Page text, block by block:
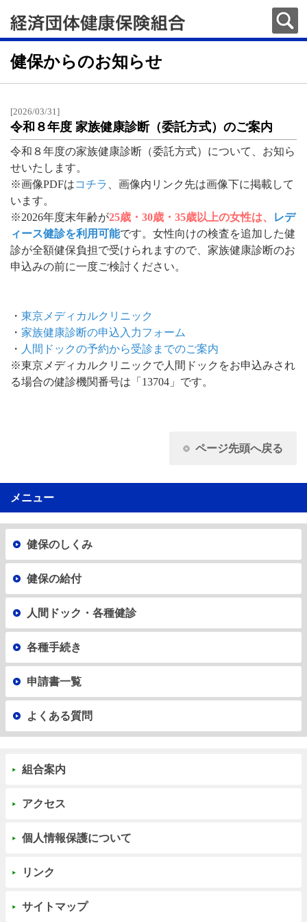
健保からのお知らせ
[2026/03/31]
令和８年度 家族健康診断（委託方式）のご案内
令和８年度の家族健康診断（委託方式）について、お知ら
せいたします。
※画像PDFはコチラ
、画像内リンク先は画像下に掲載して
います。
※2026年度末年齢が25歳・30歳・35歳以上の女性は、
レデ
ィース健診を利用可能です。女性向けの検査を追加した健
診が全額健保負担で受けられますので、家族健康診断のお
申込みの前に一度ご検討ください。
・ 東京メディカルクリニック
・ 家族健康診断の申込入力フォーム
・ 人間ドックの予約から受診までのご案内
※東京メディカルクリニックで人間ドックをお申込みされ
る場合の健診機関番号は「13704」です。
ページ先頭へ戻る
メニュー
健保のしくみ
健保の給付
人間ドック・各種健診
各種手続き
申請書一覧
よくある質問
組合案内
アクセス
個人情報保護について
リンク
サイトマップ